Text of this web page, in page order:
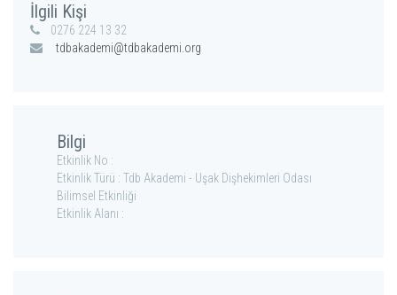
İlgili Kişi
0276 224 13 32
tdbakademi@tdbakademi.org
Bilgi
Etkinlik No :
Etkinlik Türü : Tdb Akademi - Uşak Dişhekimleri Odası
Bilimsel Etkinliği
Etkinlik Alanı :